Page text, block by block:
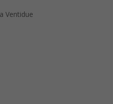
Ventidue